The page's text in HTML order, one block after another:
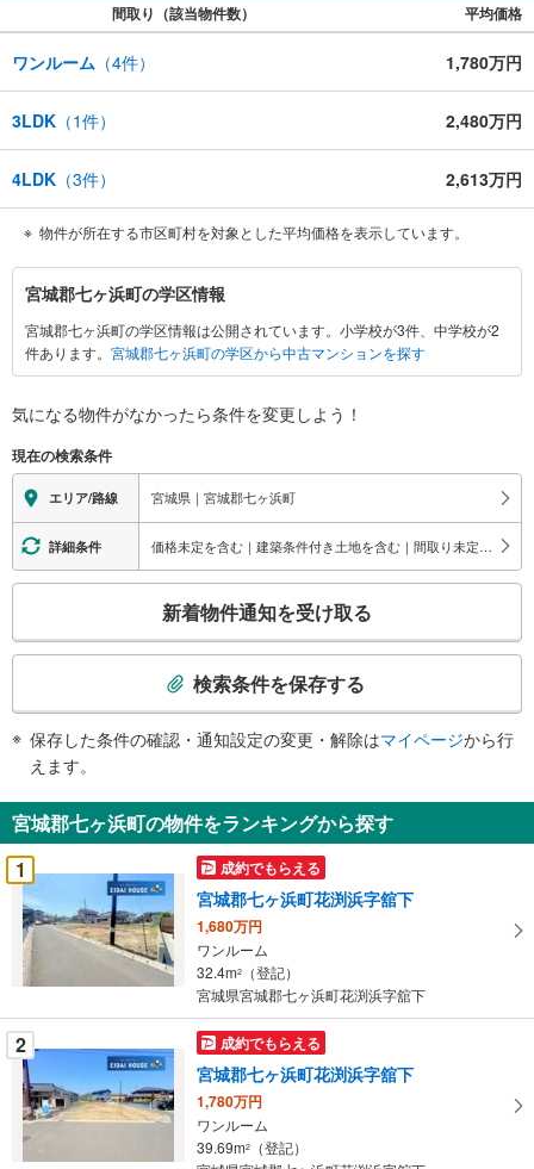
営業時間:10:00～18:00（定休日火・水曜日※店舗により変動あり）
現地のご案内も可能ですので、どうぞお気軽にお問い合わせください！
間取り（該当物件数） 平均価格
ワンルーム （4件） 1,780万円
3LDK （1件） 2,480万円
4LDK （3件） 2,613万円
物件が所在する市区町村を対象とした平均価格を表示しています。
宮
城
郡
七
浜
に
関
す
る
情
宮城郡七ヶ浜町の学区情報
宮城郡七ヶ浜町の学区情報は公開されています。小学校が3件、中学校が2
件あります。 宮城郡七ヶ浜町の学区から中古マンションを探す
気になる物件がなかったら条件を変更しよう！
現在の検索条件
エリア/路線 宮城県｜宮城郡七ヶ浜町
詳細条件 価格未定を含む｜建築条件付き土地を含む｜間取り未定を含む｜オール電化
検
知
を
受
け
取
る
・
条
件
を
マ
イ
ペ
ー
新着物件通知を受け取る
検索条件を保存する
保存した条件の確認・通知設定の変更・解除はマイページから行
えます。
宮城郡七ヶ浜町の物件をランキングから探す
1
成約でもらえる
宮城郡七ヶ浜町花渕浜字舘下
1,680万円
ワンルーム
32.4m2
（登記）
宮城県宮城郡七ヶ浜町花渕浜字舘下
2 成約でもらえる
宮城郡七ヶ浜町花渕浜字舘下
1,780万円
ワンルーム
39.69m2
（登記）